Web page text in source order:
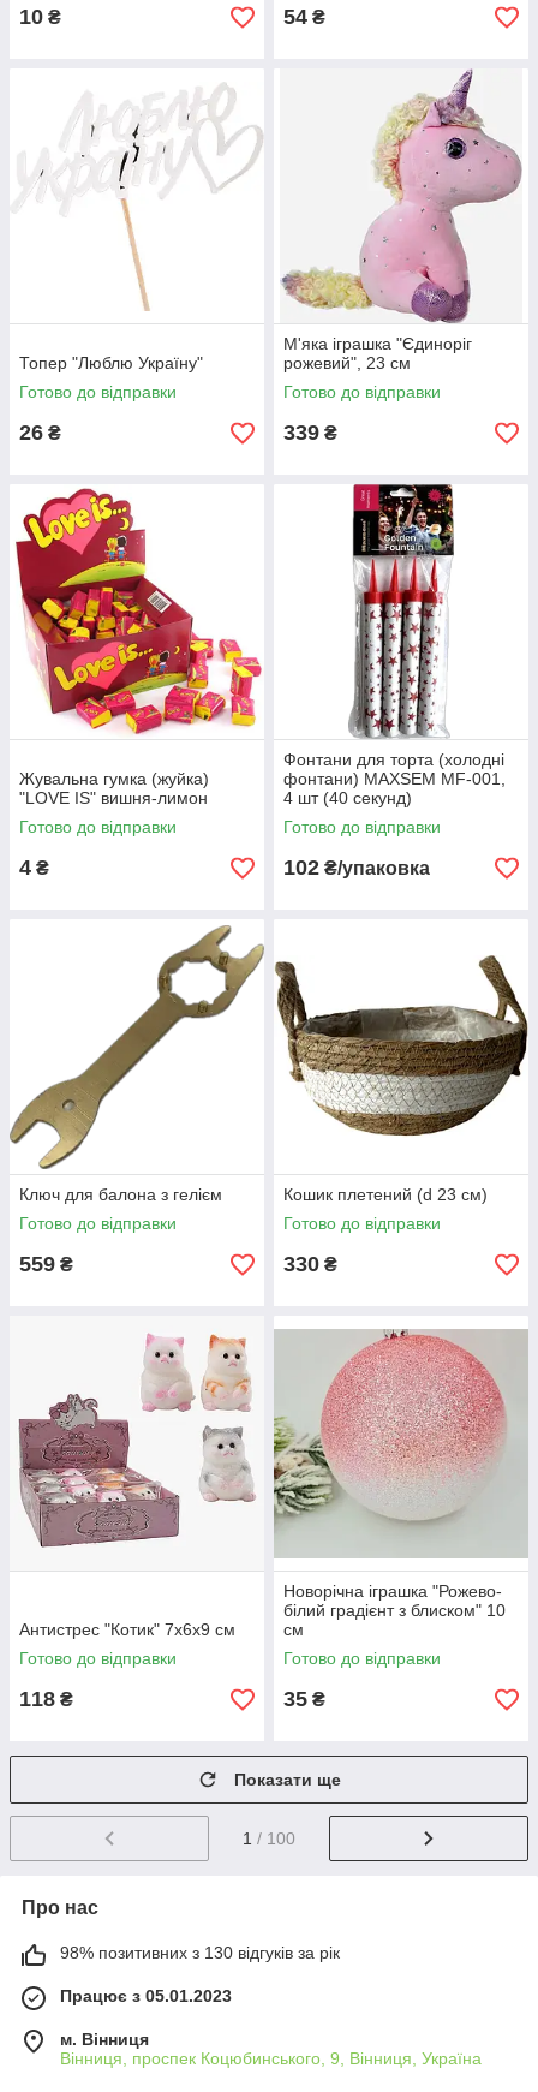
10 ₴ 54 ₴
Топер "Люблю Україну"
Готово до відправки
26 ₴
М'яка іграшка "Єдиноріг
рожевий", 23 см
Готово до відправки
339 ₴
Жувальна гумка (жуйка)
"LOVE IS" вишня-лимон
Готово до відправки
4 ₴
Фонтани для торта (холодні
фонтани) MAXSEM MF-001,
4 шт (40 секунд)
Готово до відправки
102 ₴/упаковка
Ключ для балона з гелієм
Готово до відправки
559 ₴
Кошик плетений (d 23 см)
Готово до відправки
330 ₴
Антистрес "Котик" 7х6х9 см
Готово до відправки
118 ₴
Новорічна іграшка "Рожево-
білий градієнт з блиском" 10
см
Готово до відправки
35 ₴
Показати ще
1 / 100
Про нас
98% позитивних з 130 відгуків за рік
Працює з 05.01.2023
м. Вінниця
Вінниця, проспек Коцюбинського, 9, Вінниця, Україна